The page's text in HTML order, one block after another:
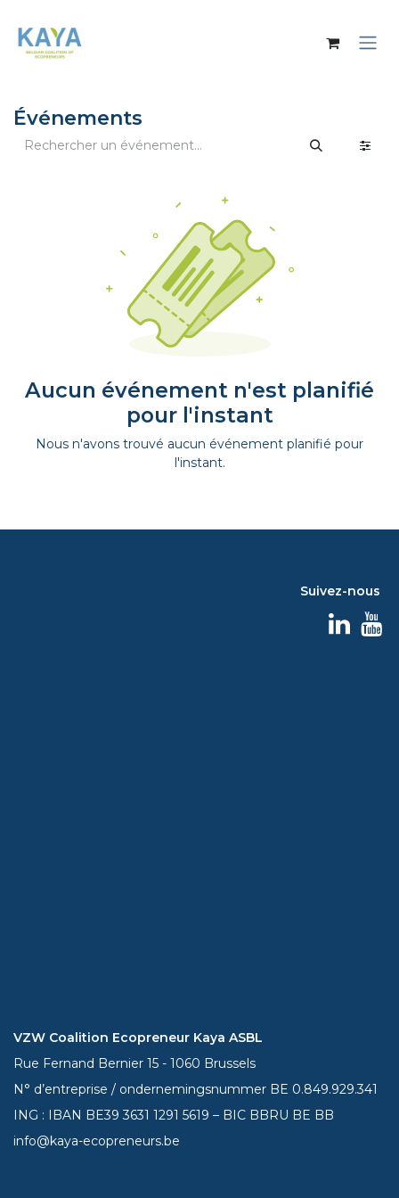
Événements
Aucun événement n'est planifié
pour l'instant
Nous n'avons trouvé aucun événement planifié pour
l'instant.
Suivez-nous
VZW Coalition Ecopreneur Kaya ASBL
Rue Fernand Bernier 15 - 1060 Brussels
N° d’entreprise / ondernemingsnummer BE 0.849.929.341
ING : IBAN BE393631 1291 5619 – BIC BBRU BE BB
info@kaya-ecopreneurs.be